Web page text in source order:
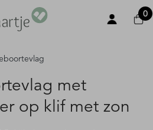
0
met
op klif met zon